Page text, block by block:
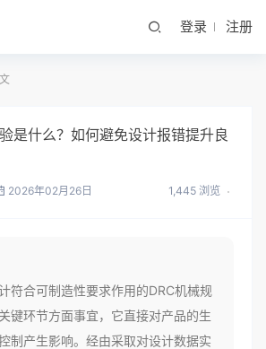
登录 注册
是什么？如何避免设计报错提升良
2026年02月26日 1,445 浏览
符合可制造性要求作用的DRC机械规
键环节方面事宜，它直接对产品的生
制产生影响。经由采取对设计数据实